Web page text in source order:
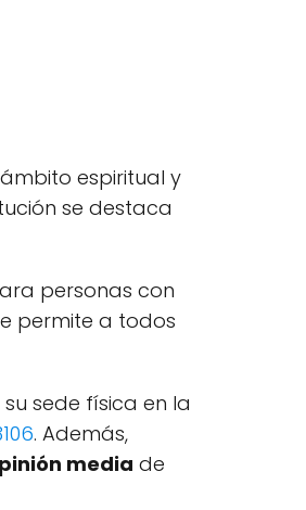
espiritual y
se destaca
personas con
permite a todos
sede física en la
. Además,
media de